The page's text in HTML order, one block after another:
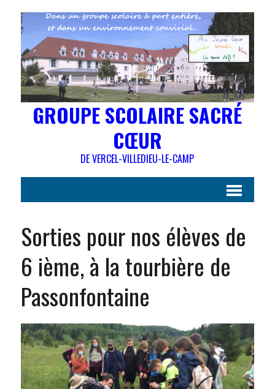
GROUPE SCOLAIRE SACRÉ
CŒUR
DE VERCEL-VILLEDIEU-LE-CAMP
Sorties pour nos élèves de
6 ième, à la tourbière de
Passonfontaine